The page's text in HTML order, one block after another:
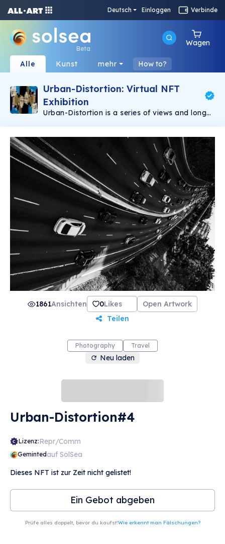
Deutsch Einloggen Verbinde
Beta
Wagen
Alle Kunst mehr How to?
Urban-Distortion: Virtual NFT
Exhibition
Urban-Distortion is a series of views and long
Pardini | instagram @art.pardini | twitter
@artpardini | linktr.ee/art.pardini | graphic
designer and photographer from são paulo,
brazil, living in ubatuba
1861Ansichten 0Likes
Open Artwork
Teilen
Photography Travel
Neu laden
Urban-Distortion#4
Lizenz:Repr/Comm
Gemintedauf SolSea
Dieses NFT ist zur Zeit nicht gelistet!
Ein Gebot abgeben
Prüfe alles doppelt, bevor du kaufst!Wie erkennt man Fälschungen?